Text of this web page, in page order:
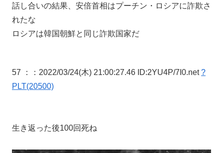
話し合いの結果、安倍首相はプーチン・ロシアに詐欺さ
れたな
ロシアは韓国朝鮮と同じ詐欺国家だ
57 ： ：2022/03/24(木) 21:00:27.46 ID:2YU4P/7I0.net?
PLT(20500)
生き返った後100回死ね